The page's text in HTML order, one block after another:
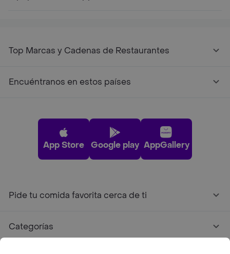
Top Marcas y Cadenas de Restaurantes
Encuéntranos en estos países
App Store Google play AppGallery
Pide tu comida favorita cerca de ti
Categorías